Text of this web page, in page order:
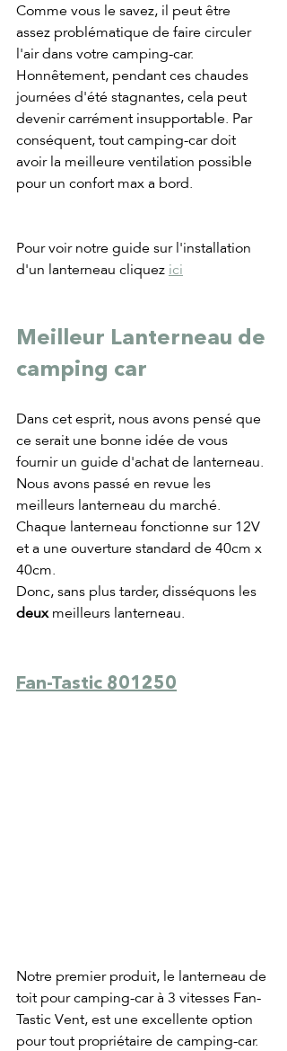
Comme vous le savez, il peut être
assez problématique de faire circuler
l'air dans votre camping-car.
Honnêtement, pendant ces chaudes
journées d'été stagnantes, cela peut
devenir carrément insupportable. Par
conséquent, tout camping-car doit
avoir la meilleure ventilation possible
pour un confort max a bord.
Pour voir notre guide sur l'installation
d'un lanterneau cliquez ici
Meilleur Lanterneau de
camping car
Dans cet esprit, nous avons pensé que
ce serait une bonne idée de vous
fournir un guide d'achat de lanterneau.
Nous avons passé en revue les
meilleurs lanterneau du marché.
Chaque lanterneau fonctionne sur 12V
et a une ouverture standard de 40cm x
40cm.
Donc, sans plus tarder, disséquons les
deux meilleurs lanterneau.
Fan-Tastic 801250
Notre premier produit, le lanterneau de
toit pour camping-car à 3 vitesses Fan-
Tastic Vent, est une excellente option
pour tout propriétaire de camping-car.